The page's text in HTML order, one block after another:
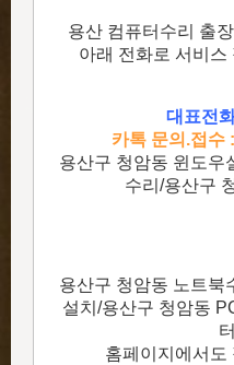
용산 컴퓨터수리 출
아래 전화로 서비
대표전
카톡 문의.접수
용산구 청암동 윈도우
수리/용산구
용산구 청암동 노트북
설치/용산구 청암동
홈페이지에서도